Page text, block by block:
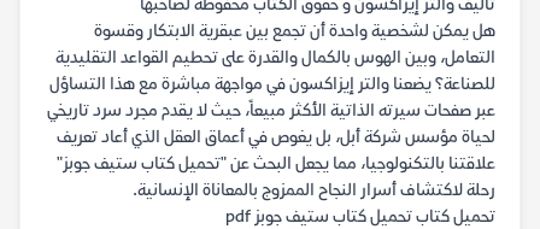
تأليف والتر إيزاكسون و حقوق الكتاب محفوظة لصاحبها
هل يمكن لشخصية واحدة أن تجمع بين عبقرية الابتكار وقسوة
التعامل، وبين الهوس بالكمال والقدرة على تحطيم القواعد التقليدية
للصناعة؟ يضعنا والتر إيزاكسون في مواجهة مباشرة مع هذا التساؤل
عبر صفحات سيرته الذاتية الأكثر مبيعاً، حيث لا يقدم مجرد سرد تاريخي
لحياة مؤسس شركة أبل، بل يغوص في أعماق العقل الذي أعاد تعريف
علاقتنا بالتكنولوجيا، مما يجعل البحث عن "تحميل كتاب ستيف جوبز"
رحلة لاكتشاف أسرار النجاح الممزوج بالمعاناة الإنسانية.
تحميل كتاب تحميل كتاب ستيف جوبز pdf